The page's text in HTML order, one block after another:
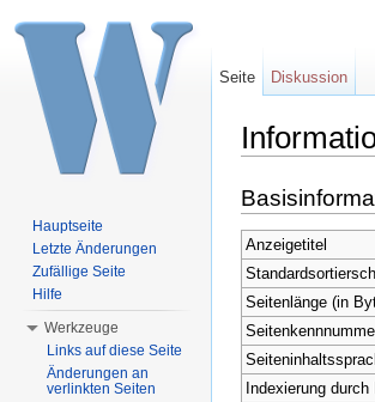
Anzeigetitel
Seitenlänge (in
Indexierung durch
Seite Diskussion
Hauptseite
Letzte Änderungen
Zufällige Seite
Hilfe
Werkzeuge
Links auf diese Seite
Änderungen an
verlinkten Seiten